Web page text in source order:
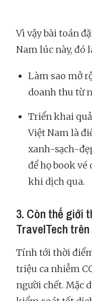
Vì vậy bài toán
Nam lúc này, đó
Làm sao mở
doanh thu từ
Triển khai
Việt Nam là
xanh-sạch-
để họ book vé
khi dịch qua.
3. Còn thế giới
TravelTech
Tính tới thời
triệu ca nhiễm
người chết. Mặc